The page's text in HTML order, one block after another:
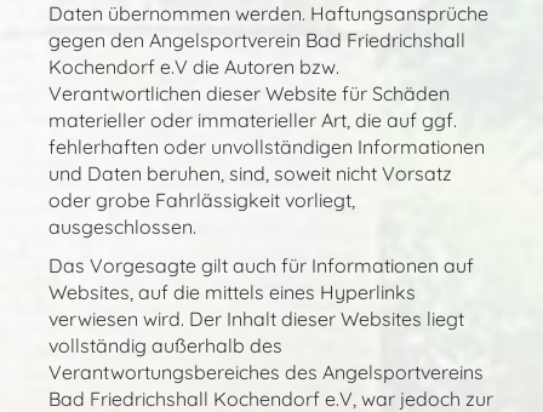
Daten übernommen werden. Haftungsansprüche
gegen den Angelsportverein Bad Friedrichshall
Kochendorf e.V die Autoren bzw.
Verantwortlichen dieser Website für Schäden
materieller oder immaterieller Art, die auf ggf.
fehlerhaften oder unvollständigen Informationen
und Daten beruhen, sind, soweit nicht Vorsatz
oder grobe Fahrlässigkeit vorliegt,
ausgeschlossen.
Das Vorgesagte gilt auch für Informationen auf
Websites, auf die mittels eines Hyperlinks
verwiesen wird. Der Inhalt dieser Websites liegt
vollständig außerhalb des
Verantwortungsbereiches des Angelsportvereins
Bad Friedrichshall Kochendorf e.V, war jedoch zur